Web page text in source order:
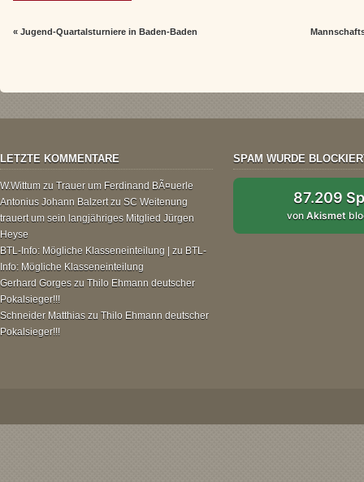
«Jugend-Quartalsturniere in Baden-Baden
LETZTE KOMMENTARE
W.Wittum zu Trauer um Ferdinand BÃ¤uerle
Antonius Johann Balzertzu SC Weitenung
trauert um sein langjähriges Mitglied Jürgen
Heyse
BTL-Info: Mögliche Klasseneinteilung | zu BTL-
Info: Mögliche Klasseneinteilung
Gerhard Gorges zu Thilo Ehmann deutscher
Pokalsieger!!!
Schneider Matthias zu Thilo Ehmann deutscher
Pokalsieger!!!
SPAM WURDE
87.209
vonAkismet